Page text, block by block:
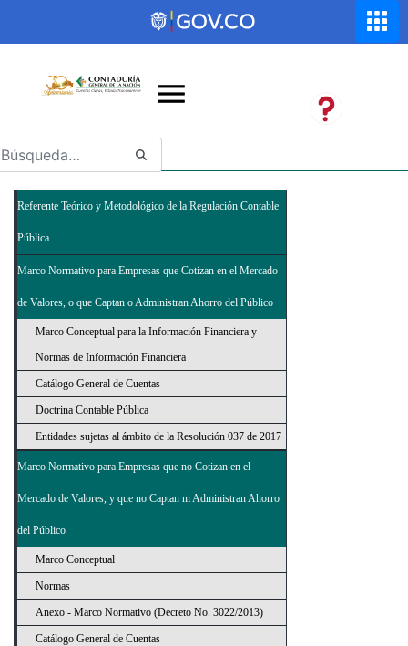
Saltar al contenido principal
Abrir menú de accesibilidad
Referente Teórico y Metodológico de la Regulación Contable
Pública
Marco Normativo para Empresas que Cotizan en el Mercado
de Valores, o que Captan o Administran Ahorro del Público
Marco Conceptual para la Información Financiera y
Normas de Información Financiera
Catálogo General de Cuentas
Doctrina Contable Pública
Entidades sujetas al ámbito de la Resolución 037 de 2017
Marco Normativo para Empresas que no Cotizan en el
Mercado de Valores, y que no Captan ni Administran Ahorro
del Público
Marco Conceptual
Normas
Anexo - Marco Normativo (Decreto No. 3022/2013)
Catálogo General de Cuentas